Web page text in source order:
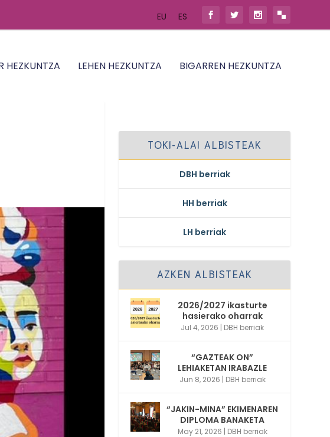
EU ES
HEZKUNTZA LEHEN HEZKUNTZA BIGARREN HEZKUNTZA
TOKI-ALAI ALBISTEAK
DBH berriak
HH berriak
LH berriak
AZKEN ALBISTEAK
2026/2027 ikasturte
hasierako oharrak
Jul 4, 2026 | DBH berriak
“GAZTEAK ON”
LEHIAKETAN IRABAZLE
Jun 8, 2026 | DBH berriak
“JAKIN-MINA” EKIMENAREN
DIPLOMA BANAKETA
May 21, 2026 | DBH berriak